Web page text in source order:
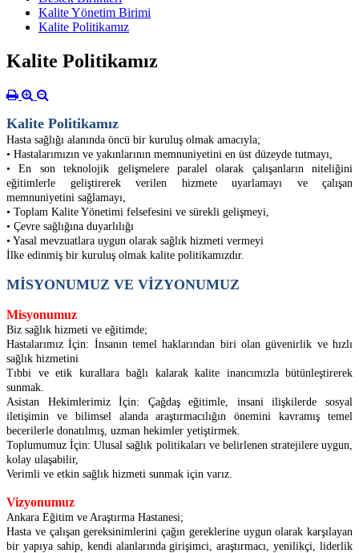
Kalite Yönetim Birimi
Kalite Politikamız
Kalite Politikamız
Kalite Politikamız
Hasta sağlığı alanında öncü bir kuruluş olmak amacıyla;
• Hastalarımızın ve yakınlarının memnuniyetini en üst düzeyde tutmayı,
• En son teknolojik gelişmelere paralel olarak çalışanların niteliğini
eğitimlerle geliştirerek verilen hizmete uyarlamayı ve çalışan
memnuniyetini sağlamayı,
• Toplam Kalite Yönetimi felsefesini ve sürekli gelişmeyi,
• Çevre sağlığına duyarlılığı
• Yasal mevzuatlara uygun olarak sağlık hizmeti vermeyi
İlke edinmiş bir kuruluş olmak kalite politikamızdır.
MİSYONUMUZ VE VİZYONUMUZ
Misyonumuz
Biz sağlık hizmeti ve eğitimde;
Hastalarımız İçin: İnsanın temel haklarından biri olan güvenirlik ve hızlı
sağlık hizmetini
Tıbbi ve etik kurallara bağlı kalarak kalite inancımızla bütünleştirerek
sunmak.
Asistan Hekimlerimiz İçin: Çağdaş eğitimle, insani ilişkilerde sosyal
iletişimin ve bilimsel alanda araştırmacılığın önemini kavramış temel
becerilerle donatılmış, uzman hekimler yetiştirmek.
Toplumumuz İçin: Ulusal sağlık politikaları ve belirlenen stratejilere uygun,
kolay ulaşabilir,
Verimli ve etkin sağlık hizmeti sunmak için varız.
Vizyonumuz
Ankara Eğitim ve Araştırma Hastanesi;
Hasta ve çalışan gereksinimlerini çağın gereklerine uygun olarak karşılayan
bir yapıya sahip, kendi alanlarında girişimci, araştırmacı, yenilikçi, liderlik